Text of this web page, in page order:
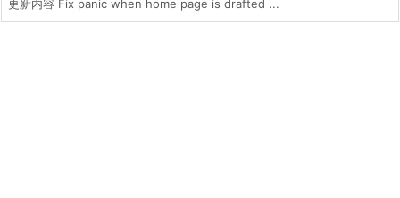
更新内容 Fix panic when home page is drafted ...